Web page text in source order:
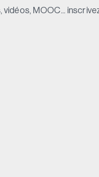
MOOC...